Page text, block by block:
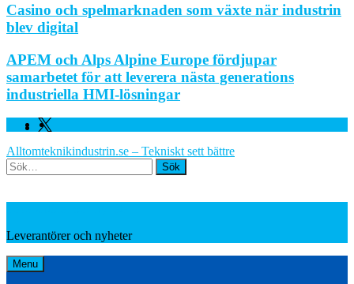
Casino och spelmarknaden som växte när industrin
blev digital
APEM och Alps Alpine Europe fördjupar
samarbetet för att leverera nästa generations
industriella HMI-lösningar
Facebook
Twitter
Alltomteknikindustrin.se – Tekniskt sett bättre
Search
Leverantörer och nyheter
Menu